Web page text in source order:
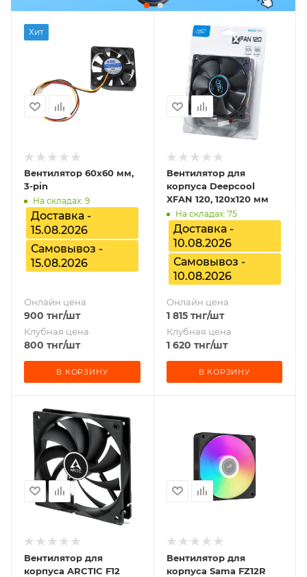
Хит
Вентилятор 60x60 мм,
3-pin
На складах: 9
Доставка -
15.08.2026
Самовывоз -
15.08.2026
Онлайн цена
900 тнг/шт
Клубная цена
800 тнг/шт
В КОРЗИНУ
Вентилятор для
корпуса Deepcool
XFAN 120, 120x120 мм
На складах: 75
Доставка -
10.08.2026
Самовывоз -
10.08.2026
Онлайн цена
1 815тнг/шт
Клубная цена
1 620 тнг/шт
В КОРЗИНУ
Вентилятор для
корпуса ARCTIC F12
Вентилятор для
корпуса Sama FZ12R